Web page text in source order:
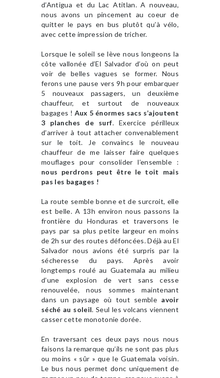
d’Antigua et du Lac Atitlan. A nouveau,
nous avons un pincement au coeur de
quitter le pays en bus plutôt qu’à vélo,
avec cette impression de tricher.
Lorsque le soleil se lève nous longeons la
côte vallonée d’El Salvador d’où on peut
voir de belles vagues se former. Nous
ferons une pause vers 9h pour embarquer
5 nouveaux passagers, un deuxième
chauffeur, et surtout de nouveaux
bagages ! Aux 5 énormes sacs s’ajoutent
3 planches de surf. Exercice périlleux
d’arriver à tout attacher convenablement
sur le toit. Je convaincs le nouveau
chauffeur de me laisser faire quelques
mouflages pour consolider l’ensemble :
nous perdrons peut être le toit mais
pas les bagages !
La route semble bonne et de surcroit, elle
est belle. A 13h environ nous passons la
frontière du Honduras et traversons le
pays par sa plus petite largeur en moins
de 2h sur des routes défoncées. Déjà au El
Salvador nous avions été surpris par la
sécheresse du pays. Après avoir
longtemps roulé au Guatemala au milieu
d’une explosion de vert sans cesse
renouvelée, nous sommes maintenant
dans un paysage où tout semble avoir
séché au soleil. Seul les volcans viennent
casser cette monotonie dorée.
En traversant ces deux pays nous nous
faisons la remarque qu’ils ne sont pas plus
ou moins « sûr » que le Guatemala voisin.
Le bus nous permet donc uniquement de